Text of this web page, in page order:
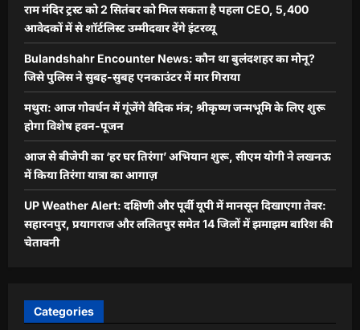
राम मंदिर ट्रस्ट को 2 सितंबर को मिल सकता है पहला CEO, 5,400
आवेदकों में से शॉर्टलिस्ट उम्मीदवार देंगे इंटरव्यू
Bulandshahr Encounter News: कौन था बुलंदशहर का मोनू?
जिसे पुलिस ने सुबह-सुबह एनकाउंटर में मार गिराया
मथुरा: आज गोवर्धन में गूंजेंगे वैदिक मंत्र; श्रीकृष्ण जन्मभूमि के लिए शुरू
होगा विशेष हवन-पूजन
आज से बीजेपी का ‘हर घर तिरंगा’ अभियान शुरू, सीएम योगी ने लखनऊ
में किया तिरंगा यात्रा का आगाज़
UP Weather Alert: दक्षिणी और पूर्वी यूपी में मानसून दिखाएगा तेवर:
सहारनपुर, प्रयागराज और ललितपुर समेत 14 जिलों में झमाझम बारिश की
चेतावनी
Categories